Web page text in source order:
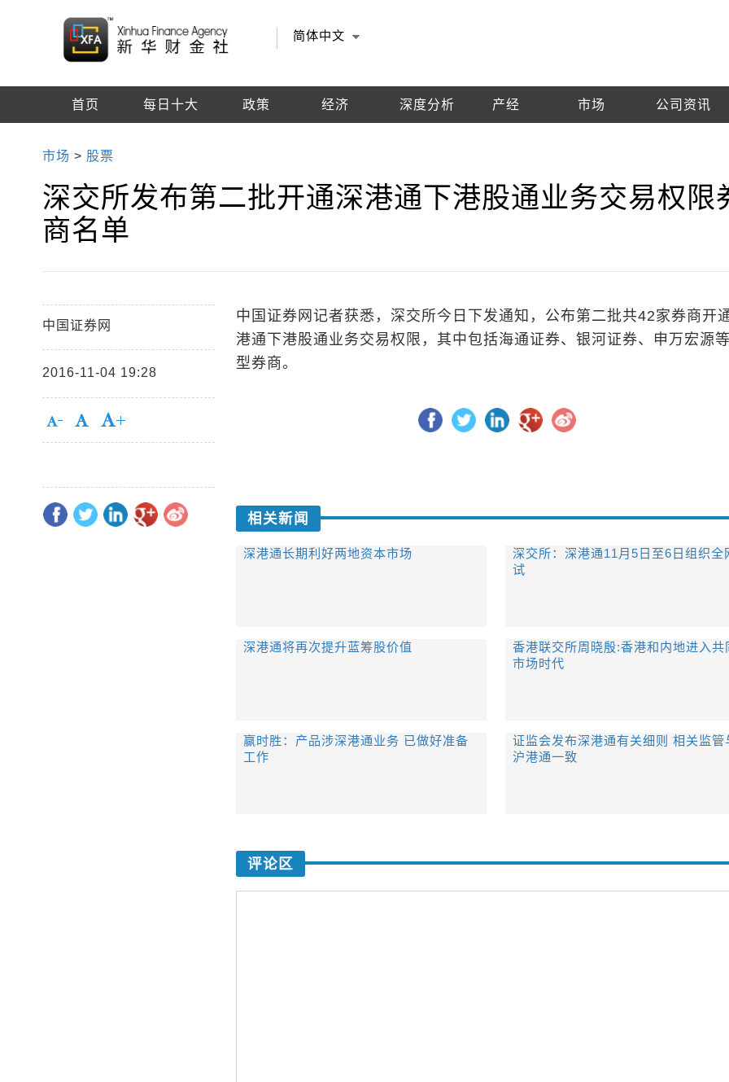
简体中文
首页 每日十大 政策 经济 深度分析 产经 市场 公司资讯
市场 > 股票
深交所发布第二批开通深港通下港股通业务交易权限
商名单
中国证券网
2016-11-04 19:28
中国证券网记者获悉，深交所今日下发通知，公布第二批共42家券商开
港通下港股通业务交易权限，其中包括海通证券、银河证券、申万宏源
型券商。
相关新闻
深港通长期利好两地资本市场
深交所：深港通11月5日至6日组织全
试
深港通将再次提升蓝筹股价值
香港联交所周晓殷:香港和内地进入共
市场时代
赢时胜：产品涉深港通业务 已做好准备
工作
证监会发布深港通有关细则 相关监管
沪港通一致
评论区